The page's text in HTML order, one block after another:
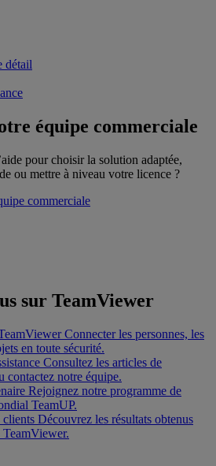
détail
équipe commerciale
pour choisir la solution adaptée,
ou mettre à niveau votre licence ?
commerciale
sur TeamViewer
Connecter les personnes, les
en toute sécurité.
Consultez les articles de
contactez notre équipe.
Rejoignez notre programme de
TeamUP.
clients Découvrez les résultats obtenus
TeamViewer.